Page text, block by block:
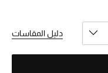
دليل المقاسات